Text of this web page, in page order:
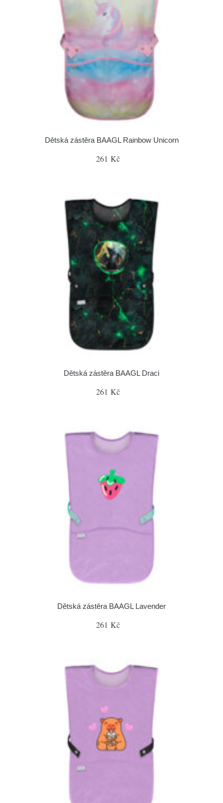
Dětská zástěra BAAGL Rainbow Unicorn
261 Kč
Dětská zástěra BAAGL Draci
261 Kč
Dětská zástěra BAAGL Lavender
261 Kč